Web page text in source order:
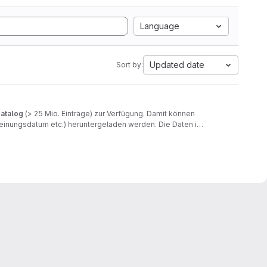
Language
Sort by: Updated date
(> 25 Mio. Einträge) zur Verfügung. Damit können
etc.) heruntergeladen werden. Die Daten in
werden.